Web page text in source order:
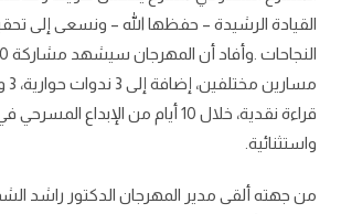
القيادة الرشيدة – حفظها الله – ونسعى إلى
قراءة نقدية، خلال 10 أيام من الإبداع
واستثنائية.
من جهته ألقى مدير المهرجان الدكتور راشد